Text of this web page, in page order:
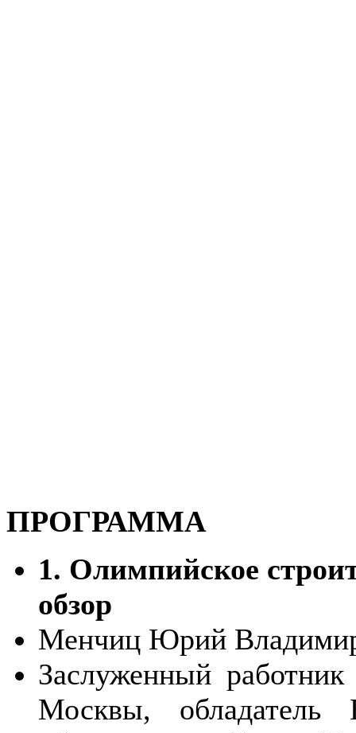
ПРОГРАММА
1. Олимпийское
обзор
Менчиц Юрий
Заслуженный
Москвы,